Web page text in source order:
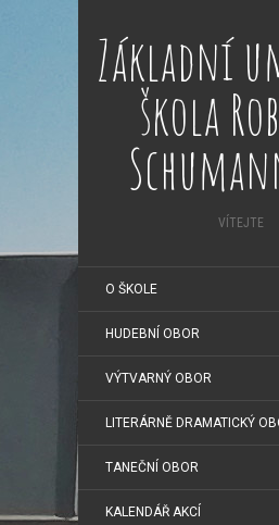
Základní
škola
VÍTEJTE
O ŠKOLE
HUDEBNÍ OBOR
VÝTVARNÝ OBOR
LITERÁRNĚ DRAMATICKÝ
TANEČNÍ OBOR
KALENDÁŘ AKCÍ